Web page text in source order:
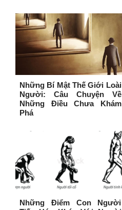
Những Bí Mật Thế Giới Loài
Người: Câu Chuyện Về
Những Điều Chưa Khám
Phá
Những Điểm Con Người